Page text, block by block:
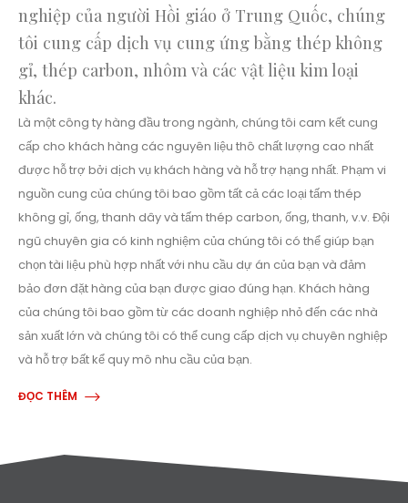
nghiệp của người Hồi giáo ở Trung Quốc, chúng
tôi cung cấp dịch vụ cung ứng bằng thép không
gỉ, thép carbon, nhôm và các vật liệu kim loại
khác.
Là một công ty hàng đầu trong ngành, chúng tôi cam kết cung
cấp cho khách hàng các nguyên liệu thô chất lượng cao nhất
được hỗ trợ bởi dịch vụ khách hàng và hỗ trợ hạng nhất. Phạm vi
nguồn cung của chúng tôi bao gồm tất cả các loại tấm thép
không gỉ, ống, thanh dây và tấm thép carbon, ống, thanh, v.v. Đội
ngũ chuyên gia có kinh nghiệm của chúng tôi có thể giúp bạn
chọn tài liệu phù hợp nhất với nhu cầu dự án của bạn và đảm
bảo đơn đặt hàng của bạn được giao đúng hạn. Khách hàng
của chúng tôi bao gồm từ các doanh nghiệp nhỏ đến các nhà
sản xuất lớn và chúng tôi có thể cung cấp dịch vụ chuyên nghiệp
và hỗ trợ bất kể quy mô nhu cầu của bạn.
ĐỌC THÊM